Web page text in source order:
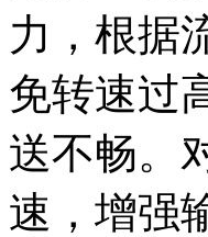
力，根据
免转速过
送不畅。
速，增强